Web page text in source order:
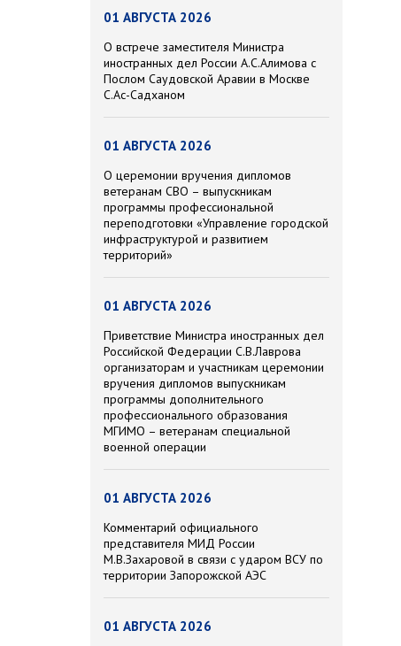
01 АВГУСТА 2026
О встрече заместителя Министра
иностранных дел России А.С.Алимова с
Послом Саудовской Аравии в Москве
С.Ас-Садханом
01 АВГУСТА 2026
О церемонии вручения дипломов
ветеранам СВО – выпускникам
программы профессиональной
переподготовки «Управление городской
инфраструктурой и развитием
территорий»
01 АВГУСТА 2026
Приветствие Министра иностранных дел
Российской Федерации С.В.Лаврова
организаторам и участникам церемонии
вручения дипломов выпускникам
программы дополнительного
профессионального образования
МГИМО – ветеранам специальной
военной операции
01 АВГУСТА 2026
Комментарий официального
представителя МИД России
М.В.Захаровой в связи с ударом ВСУ по
территории Запорожской АЭС
01 АВГУСТА 2026